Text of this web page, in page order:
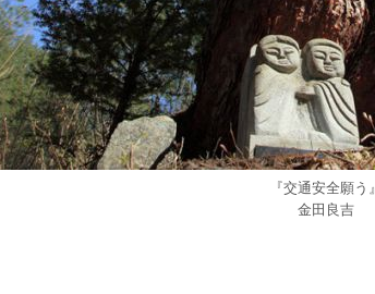
『交通安全願う』
金田良吉